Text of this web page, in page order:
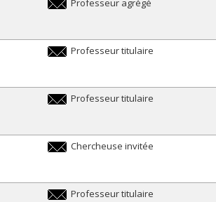
Professeur titulaire
Professeur titulaire
Chercheuse invitée
Professeur titulaire